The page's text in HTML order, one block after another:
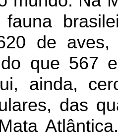
fauna
de
que 567
ainda,
das